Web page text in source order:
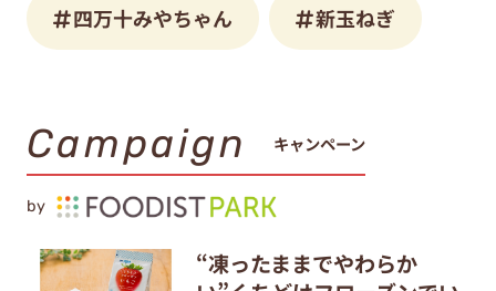
四万十みやちゃん 新玉ねぎ
Campaign キャンペーン
by
“凍ったままでやわらか